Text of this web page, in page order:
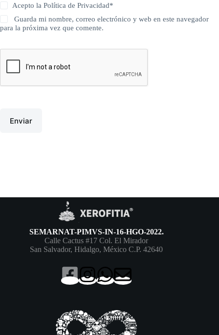
Acepto laPolítica de Privacidad*
Guarda mi nombre, correo electrónico y web en este navegador
para la próxima vez que comente.
Enviar
SEMARNAT-PIMVS-IN-16-HGO-2022.
Calle Cactus #17 Col. El Mirador
San Salvador, Hidalgo, México C.P. 42640